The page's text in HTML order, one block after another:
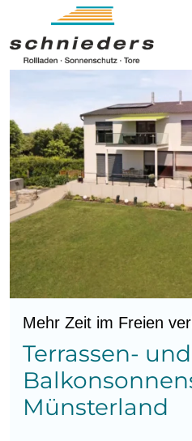
zur Top-Navigation
zur Hauptnavigation
Inhalt springen
zum Footer
Hauptnavigation
Mehr Zeit im Freien
Terrassen- und
Münsterland